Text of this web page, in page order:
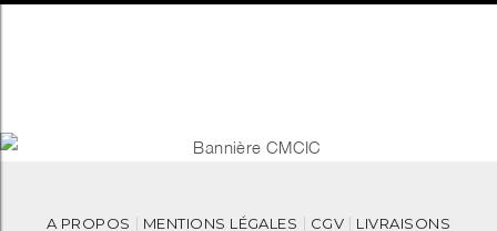
A PROPOS MENTIONS LÉGALES CGV
LIVRAISONS